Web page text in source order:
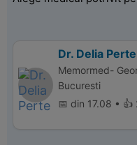
Dr. Delia Perte
Memormed-
Bucuresti
📅 din 17.08 • 👍